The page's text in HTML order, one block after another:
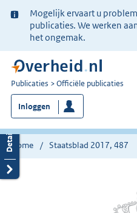
Ter
informatie:
Mogelijk ervaart u
publicaties. We werken
het ongemak.
U
bent
nu
hier:
Publicaties Officiële publicaties
Inloggen
Home Staatsblad 2017, 487